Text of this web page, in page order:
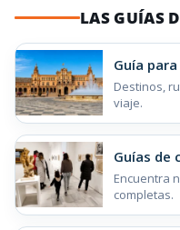
LAS GUÍAS
Guía
Destinos,
viaje.
Guías de
Encuentra
completas.